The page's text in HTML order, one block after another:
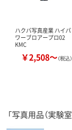
ハクバ写真産業 ハイパ
ワーブロアープロ02
KMC
￥2,508～（税込）
「写真用品（実験